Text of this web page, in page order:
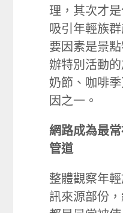
理，其次才
吸引年輕族
要因素是景
辦特別活動
奶節、咖啡
因之一。
網路成為最
管道
整體觀察年
訊來源部份